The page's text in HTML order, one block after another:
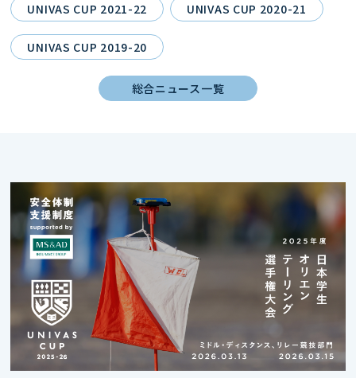
UNIVAS CUP 2021-22 UNIVAS CUP 2020-21
UNIVAS CUP 2019-20
総合ニュース一覧